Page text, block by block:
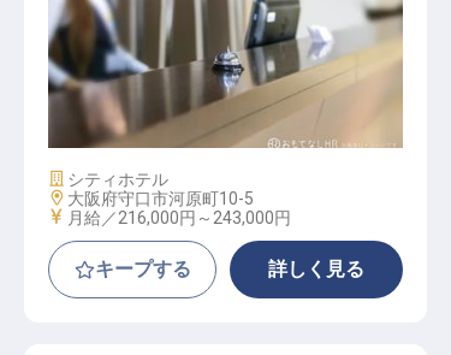
フロントスーパーバイザー【ホテル
アゴーラ大阪守口】
施設業態
シティホテル
勤務地
大阪府守口市河原町10-5
給与
月給／216,000円～ 243,000円
キープする 詳しく見る